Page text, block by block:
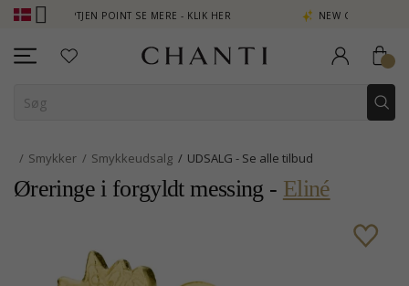
POINT SE MERE - KLIK HER NEW COLLECTION | AURA
Smykker Smykkeudsalg UDSALG - Se alle tilbud
Øreringe i forgyldt messing - Eliné